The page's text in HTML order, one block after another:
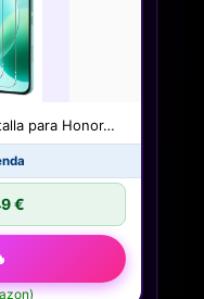
para Honor…
€